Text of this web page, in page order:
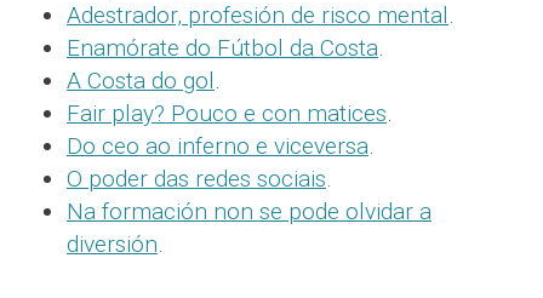
Adestrador, profesión de risco mental.
Enamórate do Fútbol da Costa.
A Costa do gol.
Fair play? Pouco e con matices.
Do ceo ao inferno e viceversa.
O poder das redes sociais.
Na formación non se pode olvidar a
diversión.